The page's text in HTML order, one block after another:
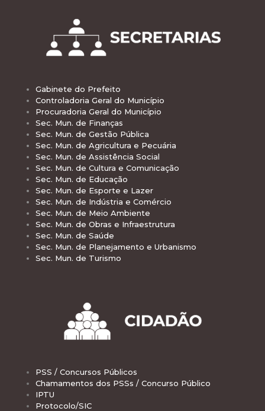
Gabinete do Prefeito
Controladoria Geral do Município
Procuradoria Geral do Município
Sec. Mun. de Finanças
Sec. Mun. de Gestão Pública
Sec. Mun. de Agricultura e Pecuária
Sec. Mun. de Assistência Social
Sec. Mun. de Cultura e Comunicação
Sec. Mun. de Educação
Sec. Mun. de Esporte e Lazer
Sec. Mun. de Indústria e Comércio
Sec. Mun. de Meio Ambiente
Sec. Mun. de Obras e Infraestrutura
Sec. Mun. de Saúde
Sec. Mun. de Planejamento e Urbanismo
Sec. Mun. de Turismo
PSS / Concursos Públicos
Chamamentos dos PSSs / Concurso Público
IPTU
Protocolo/SIC